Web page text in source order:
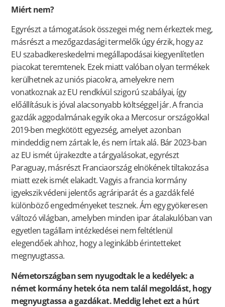
Miért nem?
Egyrészt a támogatások összegei még nem érkeztek meg,
másrészt a mezőgazdasági termelők úgy érzik, hogy az
EU szabadkereskedelmi megállapodásai kiegyenlítetlen
piacokat teremtenek. Ezek miatt valóban olyan termékek
kerülhetnek az uniós piacokra, amelyekre nem
vonatkoznak az EU rendkívül szigorú szabályai, így
előállításuk is jóval alacsonyabb költséggel jár. A francia
gazdák aggodalmának egyik oka a Mercosur országokkal
2019-ben megkötött egyezség, amelyet azonban
mindeddig nem zártak le, és nem írtak alá. Bár 2023-ban
az EU ismét újrakezdte a tárgyalásokat, egyrészt
Paraguay, másrészt Franciaország elnökének tiltakozása
miatt ezek ismét elakadt. Vagyis a francia kormány
igyekszik védeni jelentős agráriparát és a gazdák felé
különböző engedményeket tesznek. Ám egy gyökeresen
változó világban, amelyben minden ipar átalakulóban van
egyetlen tagállam intézkedései nem feltétlenül
elegendőek ahhoz, hogy a leginkább érintetteket
megnyugtassa.
Németországban sem nyugodtak le a kedélyek: a
német kormány hetek óta nem talál megoldást, hogy
megnyugtassa a gazdákat. Meddig lehet ezt a húrt